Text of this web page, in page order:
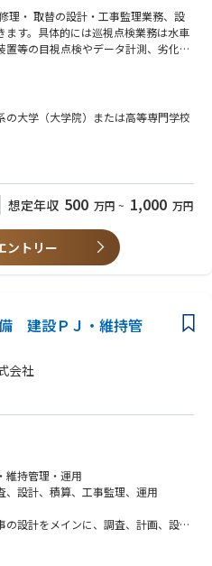
進めています。このオープンなコミュ
を実現しています。
ですが、各自がスケジュールを調整
能です。また、育児やその他の事情
ランスを取りやすく、みなさんのラ
できる職場です。
のフロント対応や設備サービス等にお
の多様な業務を担当し、お客さまと
。
係会社との人事交流を通じてキャリア
を強化していただきます。
す。具体的には巡視点検業務は水車
等の目視点検やデータ計測、劣化診
内の設計基準をもとに、工事仕様書
務は発電所における工事の安全・品
巡視や点検の計画や設備の取替計画の
機器停止の操作票の作成とそれに基づ
。
ずれかとなり、本人の志向やキャリ
さい
の大学（大学院）または高等専門学校
に従事経験のある方
設計経験のある技術者
想定年収 500 万円 ~ 1,000 万円
ントリー
備 建設ＰＪ・維持管
会社
持管理・運用
設計、積算、工事監理、運用
設計をメインに、調査、計画、設計
工事監理、保守管理、運用までの幅
ジニアとして担当いただきます。